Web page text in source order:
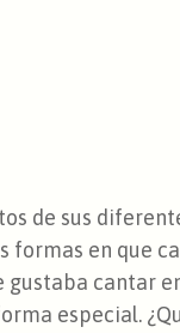
de sus
formas en que
gustaba cantar
especial.